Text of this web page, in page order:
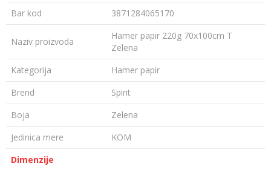
Bar kod
3871284065170
Naziv proizvoda
Hamer papir 220g 70x100cm T
Zelena
Kategorija
Hamer papir
Brend
Spirit
Boja
Zelena
Jedinica mere
KOM
Dimenzije